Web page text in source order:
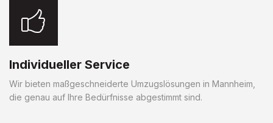
Individueller Service
Wir bieten maßgeschneiderte Umzugslösungen in Mannheim,
die genau auf Ihre Bedürfnisse abgestimmt sind.